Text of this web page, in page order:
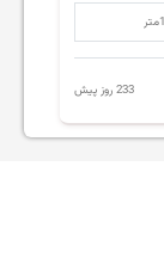
متر
233 روز پیش